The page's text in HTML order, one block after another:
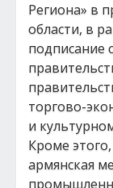
Региона» в
области, в
подписание
торгово-
и
Кроме
армянская